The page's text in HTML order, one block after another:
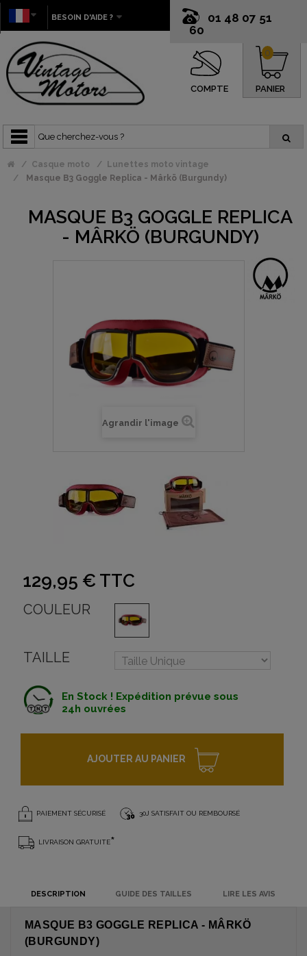
01 48 07 51
60
BESOIN D'AIDE ?
COMPTE PANIER
0
Casque moto
Lunettes moto vintage
Masque B3 Goggle Replica - Mârkö (Burgundy)
MASQUE B3 GOGGLE REPLICA
- MÂRKÖ (BURGUNDY)
Agrandir l'image
129,95 € TTC
COULEUR
TAILLE
En Stock ! Expédition prévue sous
24h ouvrées
AJOUTER AU PANIER
PAIEMENT SÉCURISÉ 30J SATISFAIT OU REMBOURSÉ
LIVRAISON GRATUITE*
DESCRIPTION GUIDE DES TAILLES LIRE LES AVIS
MASQUE B3 GOGGLE REPLICA - MÂRKÖ
(BURGUNDY)